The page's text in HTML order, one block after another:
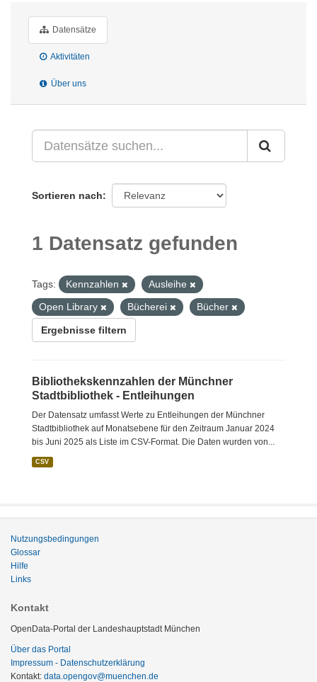
Datensätze
Aktivitäten
Über uns
Sortieren nach
1 Datensatz gefunden
Tags: Kennzahlen
Ausleihe
Open Library
Bücherei Bücher
Ergebnisse filtern
Bibliothekskennzahlen der Münchner
Stadtbibliothek - Entleihungen
Der Datensatz umfasst Werte zu Entleihungen der Münchner
Stadtbibliothek auf Monatsebene für den Zeitraum Januar 2024
bis Juni 2025 als Liste im CSV-Format. Die Daten wurden von...
CSV
Nutzungsbedingungen
Glossar
Hilfe
Links
Kontakt
OpenData-Portal der Landeshauptstadt München
Über das Portal
Impressum - Datenschutzerklärung
Kontakt: data.opengov@muenchen.de